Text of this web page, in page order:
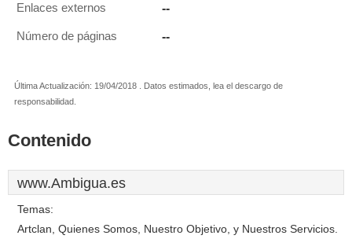
Enlaces externos --
Número de páginas --
Última Actualización: 19/04/2018 . Datos estimados, lea el descargo de
responsabilidad.
Contenido
www.Ambigua.es
Temas:
Artclan, Quienes Somos, Nuestro Objetivo, y Nuestros Servicios.